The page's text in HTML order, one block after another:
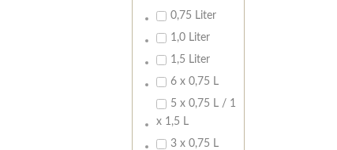
0,75 Liter
1,0 Liter
1,5 Liter
6 x 0,75 L
5 x 0,75 L / 1
x 1,5 L
3 x 0,75 L